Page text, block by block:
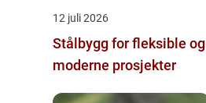
12 juli 2026
Stålbygg for fleksible og
moderne prosjekter